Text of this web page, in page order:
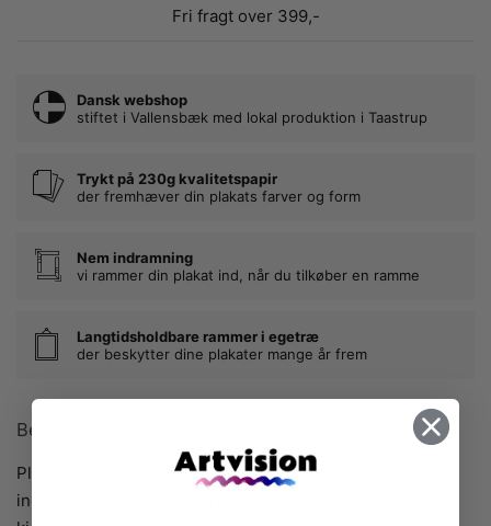
Fri fragt over 399,-
Dansk webshop
stiftet i Vallensbæk med lokal produktion i Taastrup
Trykt på 230g kvalitetspapir
der fremhæver din plakats farver og form
Nem indramning
vi rammer din plakat ind, når du tilkøber en ramme
Langtidsholdbare rammer i egetræ
der beskytter dine plakater mange år frem
Beskrivelse
Plakaten “The Ocean” er skabt af Lydia Wienberg. Den
indfanger havets magi og mystik på smukkeste vis. Når vi